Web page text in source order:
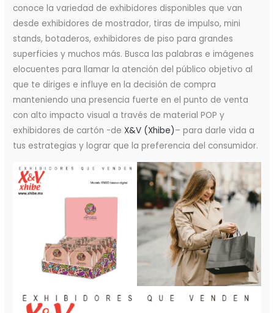
conoce la variedad de exhibidores disponibles que van
desde exhibidores de mostrador, tiras de impulso, mini
stands, botaderos, exhibidores de piso para grandes
superficies y muchos más. Busca las palabras e imágenes
elocuentes para llamar la atención del público objetivo al
que te diriges e influye en la decisión de compra
manteniendo una presencia fuerte en el punto de venta
con alto impacto visual a través de material POP y
exhibidores de cartón -deX&V (Xhibe)– para darle vida a
tus estrategias y lograr que la preferencia del consumidor.